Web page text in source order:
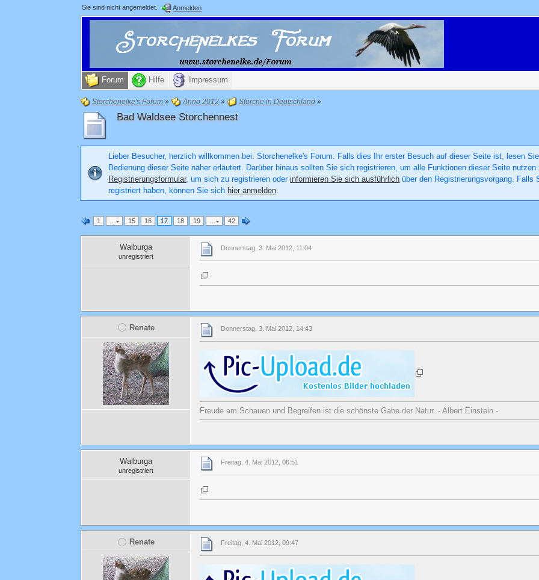
Sie sind nicht angemeldet. Anmelden
Forum Hilfe Impressum
Storchenelke's Forum » Anno 2012 » Störche in Deutschland »
Bad Waldsee Storchennest
Lieber Besucher, herzlich willkommen bei: Storchenelke's Forum. Falls dies Ihr erster Besuch auf dieser Seite ist, lesen
Bedienung dieser Seite näher erläutert. Darüber hinaus sollten Sie sich registrieren, um alle Funktionen dieser Seite
Registrierungsformular, um sich zu registrieren oderinformieren Sie sich ausführlich über den Registrierungsvorgang.
registriert haben, können Sie sich hier anmelden.
1 … 15 16 17 18 19 … 42
Walburga
unregistriert
Donnerstag, 3. Mai 2012, 11:04
Renate Donnerstag, 3. Mai 2012, 14:43
Freude am Schauen und Begreifen ist die schönste Gabe der Natur. - Albert Einstein -
Walburga
unregistriert
Freitag, 4. Mai 2012, 06:51
Renate Freitag, 4. Mai 2012, 09:47